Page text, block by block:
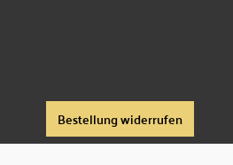
Bestellung widerrufen